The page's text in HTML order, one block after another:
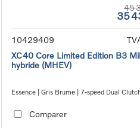
45
35
10429409
XC40 Core Limited Edition B3
hybride (MHEV)
Essence | Gris Brume | 7-speed Dual
Comparer